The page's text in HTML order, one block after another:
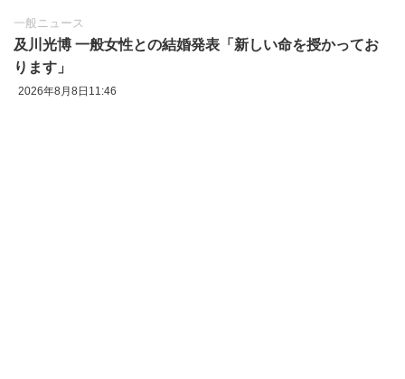
一般ニュース
及川光博 一般女性との結婚発表「新しい命を授かってお
ります」
2026年8月8日11:46